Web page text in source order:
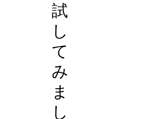
試
し
て
み
ま
し